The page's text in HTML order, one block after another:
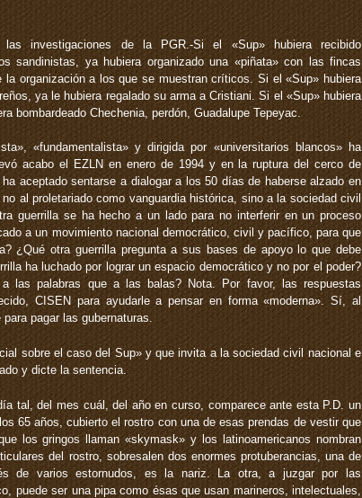
las investigaciones de la PGR.-Si el «Sup» hubiera recibido
sandinistas, ya hubiera organizado una «piñata» con las fincas
la organización a los que se muestran críticos. Si el «Sup» hubiera
ya le hubiera regalado su arma a Cristiani. Si el «Sup» hubiera
bombardeado Chechenia, perdón, Guadalupe Tepeyac.
«fundamentalista» y dirigida por «universitarios blancos» ha
acabo el EZLN en enero de 1994 y en la ruptura del cerco de
aceptado sentarse a dialogar a los 50 días de haberse alzado en
al proletariado como vanguardia histórica, sino a la sociedad civil
guerrilla se ha hecho a un lado para no interferir en un proceso
a un movimiento nacional democrático, civil y pacífico, para que
¿Qué otra guerrilla pregunta a sus bases de apoyo lo que debe
ha luchado por lograr un espacio democrático y no por el poder?
las palabras que a las balas? Nota. Por favor, las respuestas
CISEN para ayudarle a pensar en forma «moderna». Sí, al
pagar las gubernaturas.
sobre el caso del Sup» y que invita a la sociedad civil nacional e
y dicte la sentencia.
tal, del mes cuál, del año en curso, comparece ante esta P.D. un
65 años, cubierto el rostro con una de esas prendas de vestir que
los gringos llaman «skymask» y los latinoamericanos nombran
del rostro, sobresalen dos enormes protuberancias, una de
de varios estornudos, es la nariz. La otra, a juzgar por las
puede ser una pipa como ésas que usan marineros, intelectuales,